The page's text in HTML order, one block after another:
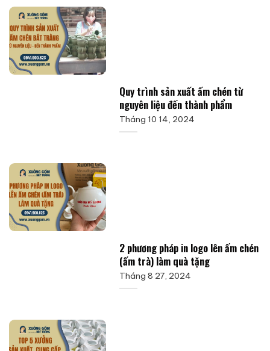
Quy trình sản xuất ấm chén từ
nguyên liệu đến thành phẩm
Tháng 10 14, 2024
2 phương pháp in logo lên ấm chén
(ấm trà) làm quà tặng
Tháng 8 27, 2024